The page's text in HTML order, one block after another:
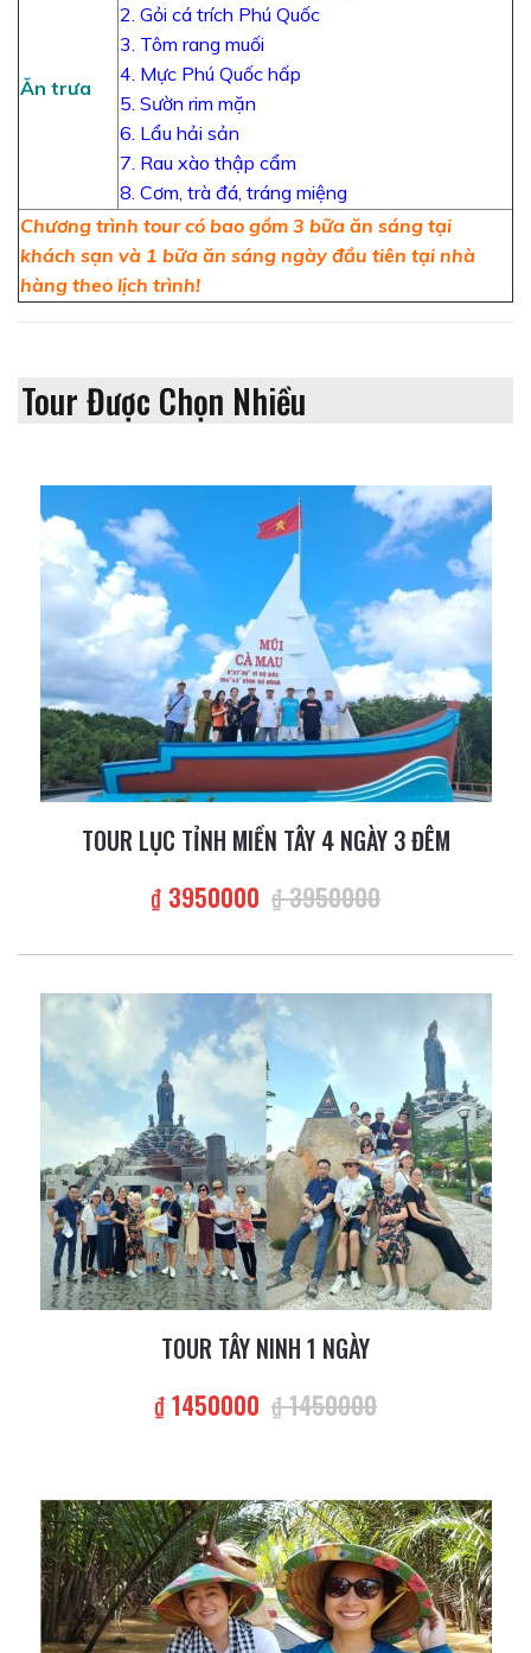
Ăn trưa
2. Gỏi cá trích Phú Quốc
3. Tôm rang muối
4. Mực Phú Quốc hấp
5. Sườn rim mặn
6. Lẩu hải sản
7. Rau xào thập cẩm
8. Cơm, trà đá, tráng miệng
Chương trình tour có bao gồm 3 bữa ăn sáng tại
khách sạn và 1 bữa ăn sáng ngày đầu tiên tại nhà
hàng theo lịch trình!
Tour Được Chọn Nhiều
TOUR LỤC TỈNH MIỀN TÂY 4 NGÀY 3 ĐÊM
₫ 3950000 ₫ 3950000
TOUR TÂY NINH 1 NGÀY
₫ 1450000 ₫ 1450000